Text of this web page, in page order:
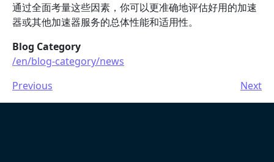
通过全面考量这些因素，你可以更准确地评估好用的加速
器或其他加速器服务的总体性能和适用性。
Blog Category
/en/blog-category/news
Previous
Next